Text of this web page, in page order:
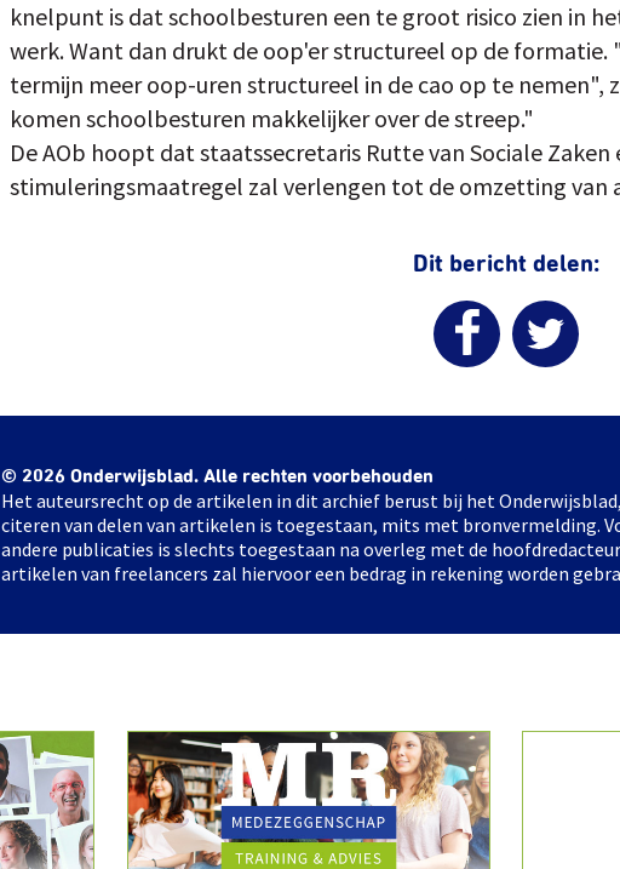
knelpunt is dat schoolbesturen een te groot risico zien in
werk. Want dan drukt de oop'er structureel op de
termijn meer oop-uren structureel in de cao op te nemen",
komen schoolbesturen makkelijker over de streep."
De AOb hoopt dat staatssecretaris Rutte van Sociale
stimuleringsmaatregel zal verlengen tot de omzetting van
Dit bericht delen:
© 2026 Onderwijsblad. Alle rechten voorbehouden
Het auteursrecht op de artikelen in dit archief berust bij het
citeren van delen van artikelen is toegestaan, mits met bronvermelding.
andere publicaties is slechts toegestaan na overleg met de
artikelen van freelancers zal hiervoor een bedrag in rekening worden